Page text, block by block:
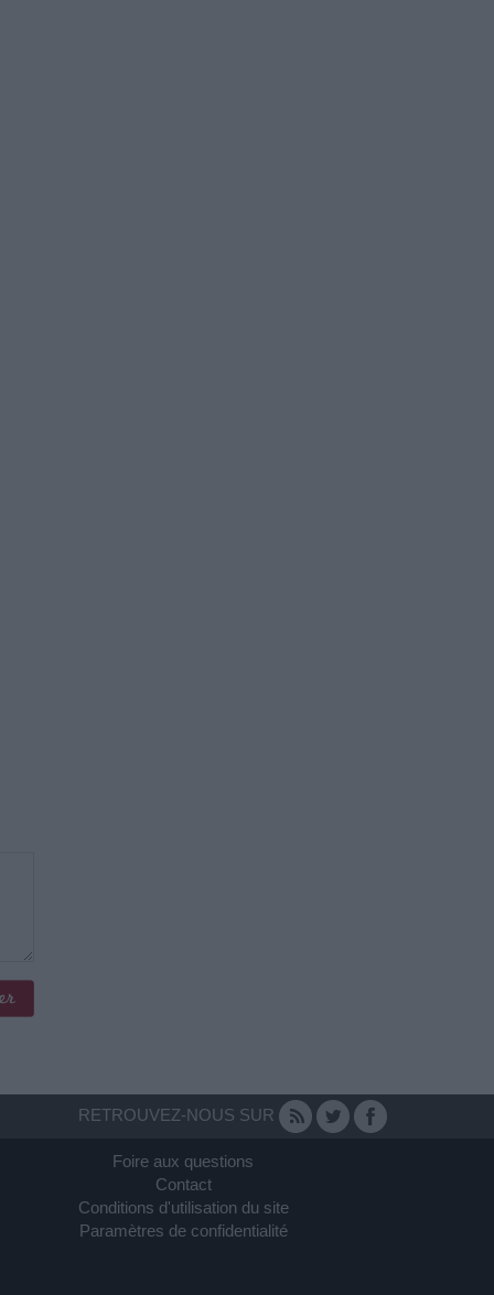
RETROUVEZ-NOUS SUR
Foire aux questions
Contact
Conditions d'utilisation du site
Paramètres de confidentialité